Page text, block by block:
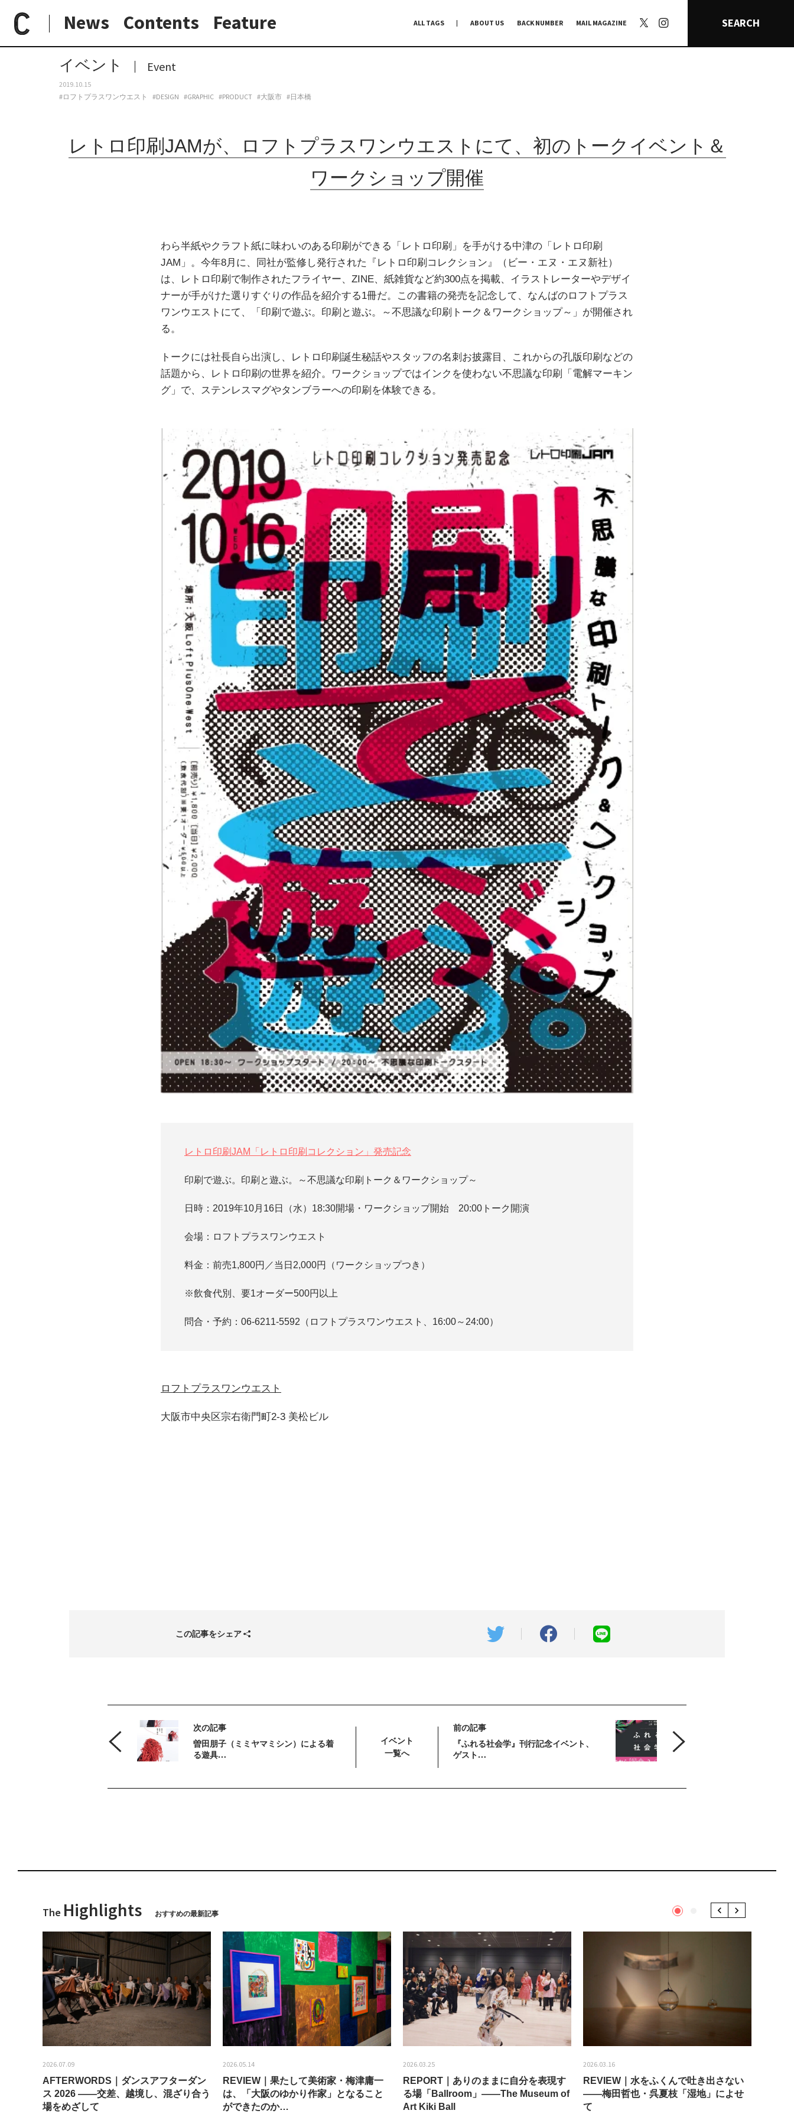
News Contents Feature ALL TAGS ABOUT US BACK NUMBER MAIL MAGAZINE SEARCH
日常と現場
paperC 今週のイベント
イベント Event
2019.10.15
#ロフトプラスワンウエスト
#DESIGN #GRAPHIC #PRODUCT #大阪市 #日本橋
レトロ印刷JAMが、ロフトプラスワンウエストにて、初のトークイベント＆
ワークショップ開催
わら半紙やクラフト紙に味わいのある印刷ができる「レトロ印刷」を手がける中津の「レトロ印刷
JAM」。今年8月に、同社が監修し発行された『レトロ印刷コレクション』（ビー・エヌ・エヌ新社）
は、レトロ印刷で制作されたフライヤー、ZINE、紙雑貨など約300点を掲載、イラストレーターやデザイ
ナーが手がけた選りすぐりの作品を紹介する1冊だ。この書籍の発売を記念して、なんばのロフトプラス
ワンウエストにて、「印刷で遊ぶ。印刷と遊ぶ。～不思議な印刷トーク＆ワークショップ～」が開催され
る。
トークには社長自ら出演し、レトロ印刷誕生秘話やスタッフの名刺お披露目、これからの孔版印刷などの
話題から、レトロ印刷の世界を紹介。ワークショップではインクを使わない不思議な印刷「電解マーキン
グ」で、ステンレスマグやタンブラーへの印刷を体験できる。
レトロ印刷JAM「レトロ印刷コレクション」発売記念
印刷で遊ぶ。印刷と遊ぶ。～不思議な印刷トーク＆ワークショップ～
日時：2019年10月16日（水）18:30開場・ワークショップ開始 20:00トーク開演
会場：ロフトプラスワンウエスト
料金：前売1,800円／当日2,000円（ワークショップつき）
※飲食代別、要1オーダー500円以上
問合・予約：06-6211-5592（ロフトプラスワンウエスト、16:00～24:00）
ロフトプラスワンウエスト
大阪市中央区宗右衛門町2-3 美松ビル
この記事をシェア
イベント
一覧へ
前の記事
『ふれる社会学』刊行記念イベント、
ゲスト…
次の記事
曽田朋子（ミミヤマミシン）による着
る遊具…
The Highlights おすすめの最新記事 1 Previous
Next
2026.07.09
AFTERWORDS｜ダンスアフターダン
ス 2026 ——交差、越境し、混ざり合う
場をめざして
2026.05.14
REVIEW｜果たして美術家・梅津庸一
は、「大阪のゆかり作家」となること
ができたのか…
2026.03.25
REPORT｜ありのままに自分を表現す
る場「Ballroom」——The Museum of
Art Kiki Ball
2026.03.16
REVIEW｜水をふくんで吐き出さない
——梅田哲也・呉夏枝「湿地」によせ
て